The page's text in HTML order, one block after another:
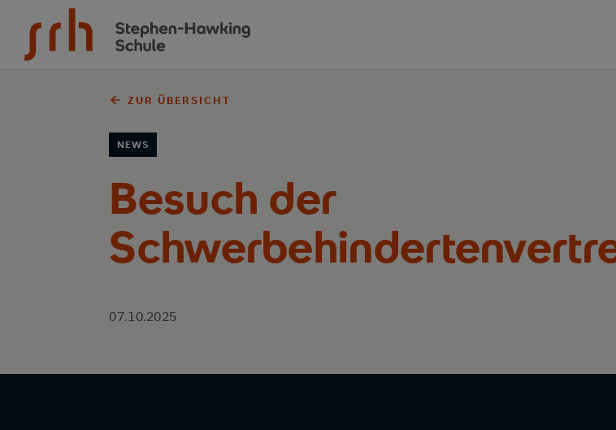
Zum Inhalt springen
ZUR ÜBERSICHT
NEWS
Besuch der
07.10.2025